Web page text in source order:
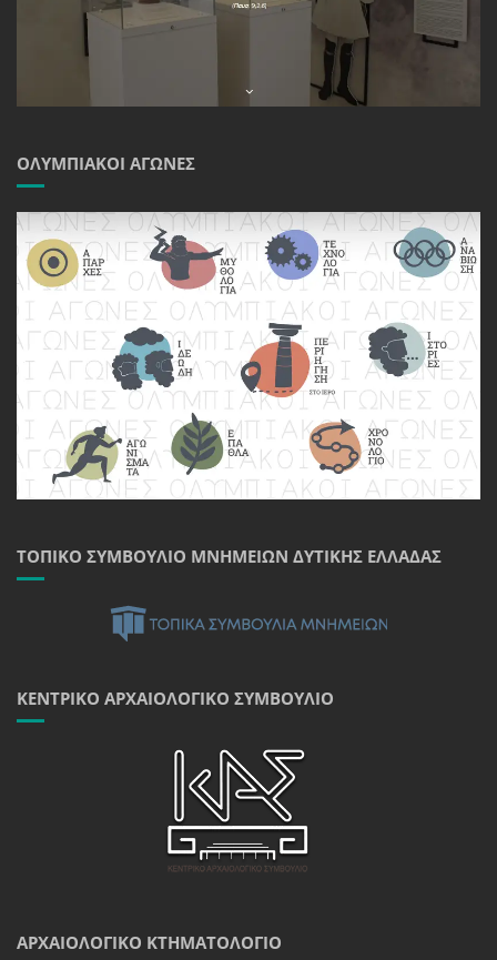
ΟΛΥΜΠΙΑΚΟΊ ΑΓΏΝΕΣ
ΤΟΠΙΚΌ ΣΥΜΒΟΎΛΙΟ ΜΝΗΜΕΊΩΝ ΔΥΤΙΚΉΣ ΕΛΛΆΔΑΣ
ΚΕΝΤΡΙΚΌ ΑΡΧΑΙΟΛΟΓΙΚΌ ΣΥΜΒΟΎΛΙΟ
ΑΡΧΑΙΟΛΟΓΙΚΌ ΚΤΗΜΑΤΟΛΌΓΙΟ